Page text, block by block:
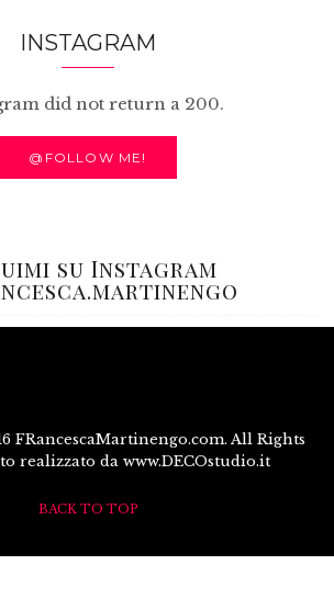
INSTAGRAM
did not return a 200.
@FOLLOW ME!
su Instagram
FRancescaMartinengo.com. All Rights
realizzato da www.DECOstudio.it
BACK TO TOP